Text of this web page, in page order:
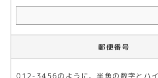
郵便番号
012-3456のように、半角の数字とハ